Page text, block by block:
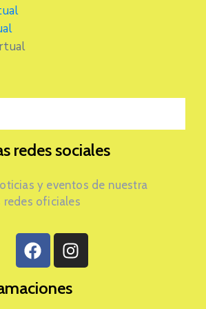
redes sociales
y eventos de nuestra
oficiales